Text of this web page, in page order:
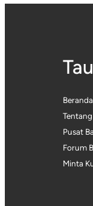
Beranda
Pusat
Forum
Minta